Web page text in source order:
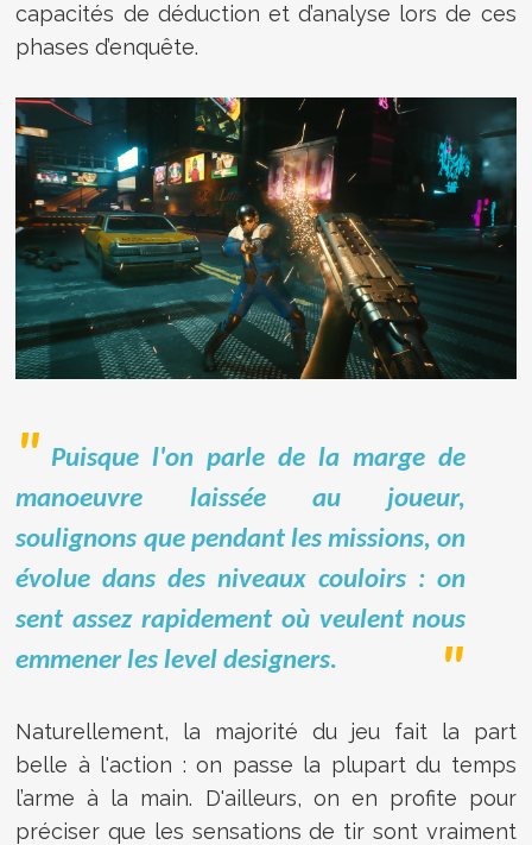
capacités de déduction et d’analyse lors de ces
phases d’enquête.
Puisque l'on parle de la marge de
manoeuvre laissée au joueur,
soulignons que pendant les missions, on
évolue dans des niveaux couloirs : on
sent assez rapidement où veulent nous
emmener les level designers.
Naturellement, la majorité du jeu fait la part
belle à l'action : on passe la plupart du temps
l’arme à la main. D'ailleurs, on en profite pour
préciser que les sensations de tir sont vraiment